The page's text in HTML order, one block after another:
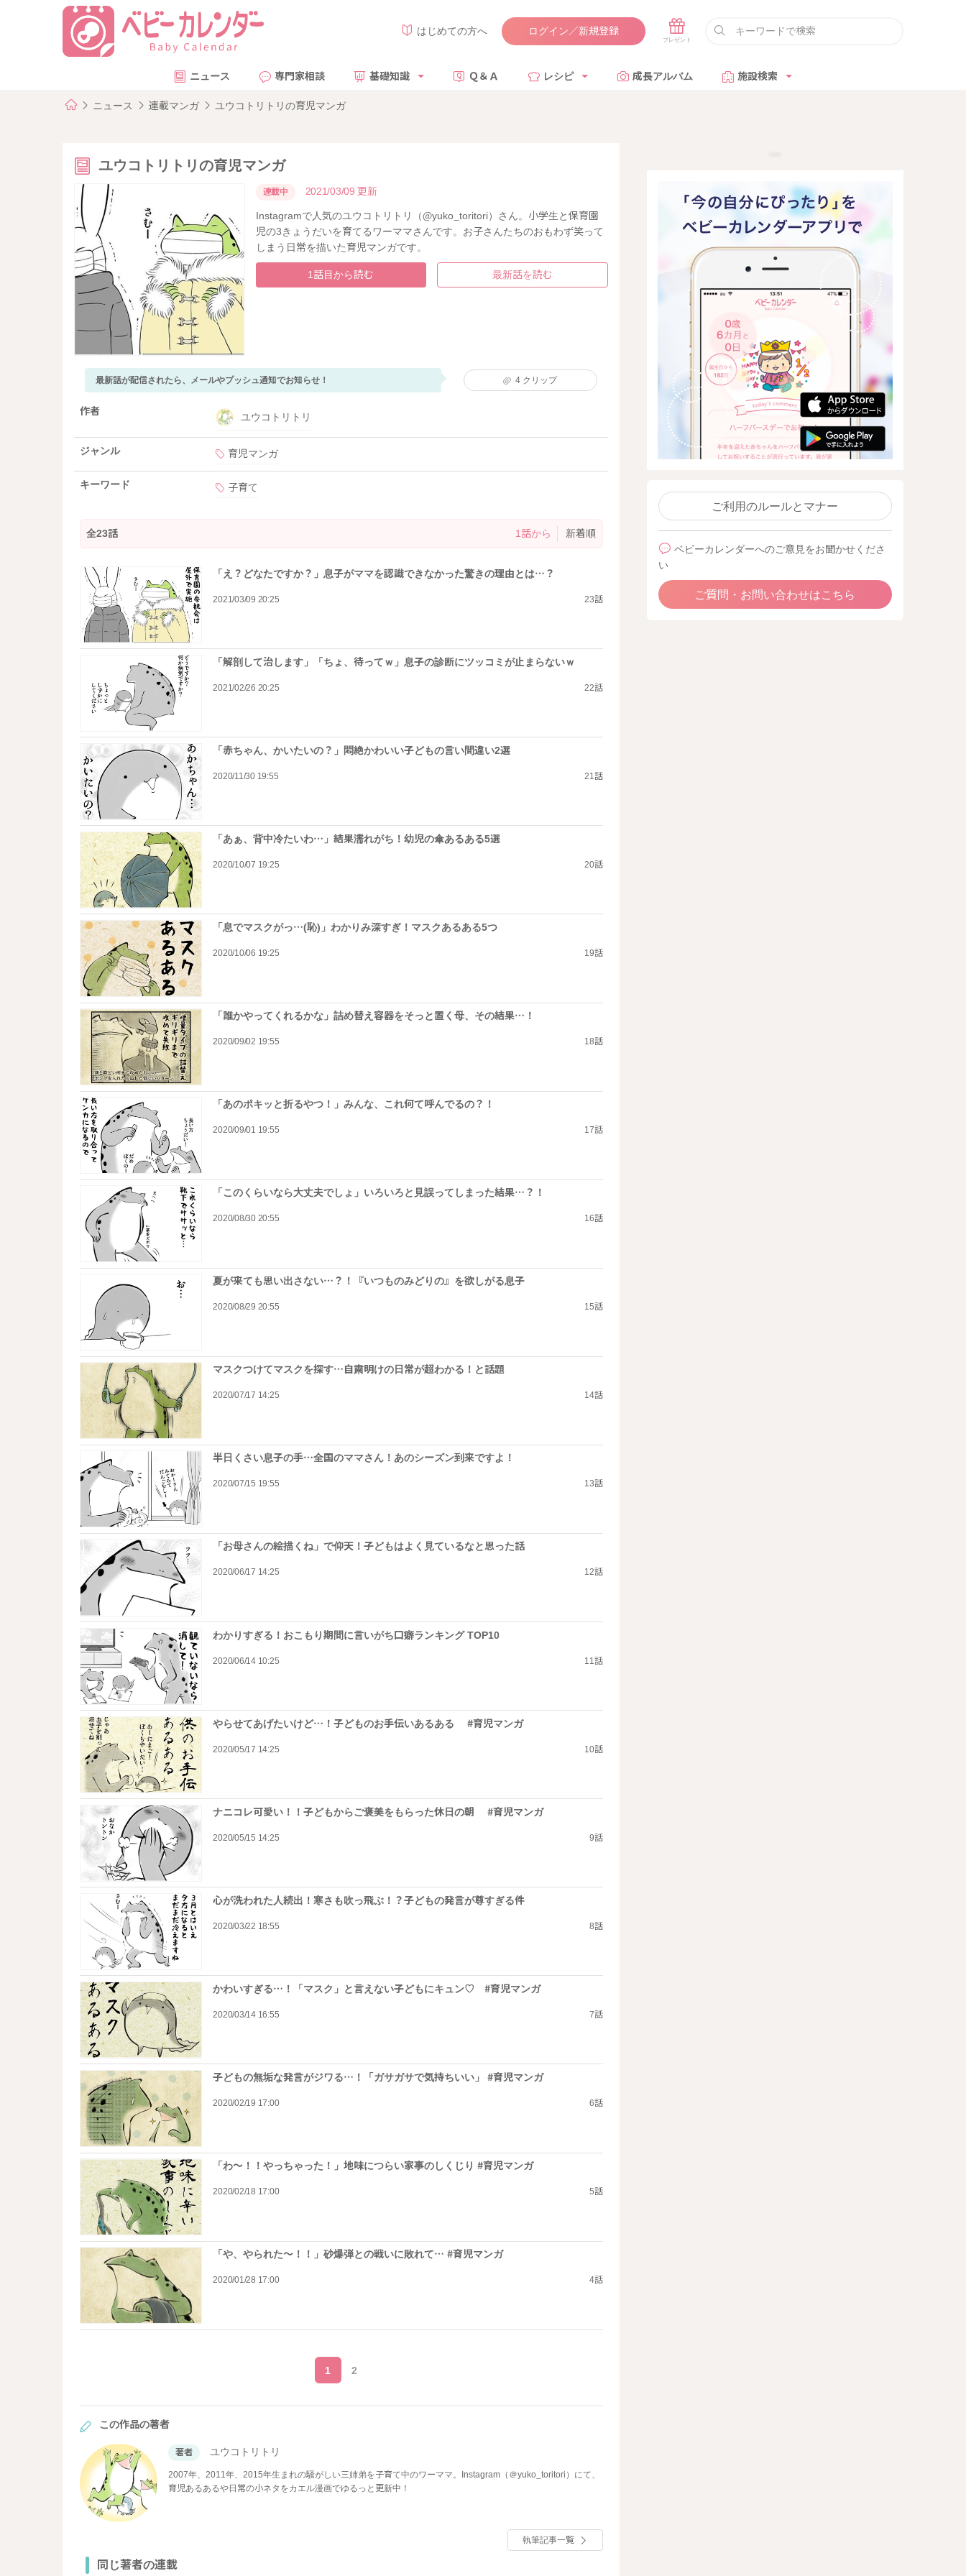
はじめての方へ ログイン／新規登録
ニュース 専門家相談 基礎知識 Ｑ＆Ａ レシピ 成長アルバム 施設検索
ニュース 連載マンガ ユウコトリトリの育児マンガ
ユウコトリトリの育児マンガ
連載中 2021/03/09 更新
Instagramで人気のユウコトリトリ（@yuko_toritori）さん。小学生と保育園
児の3きょうだいを育てるワーママさんです。お子さんたちのおもわず笑って
しまう日常を描いた育児マンガです。
1話目から読む 最新話を読む
最新話が配信されたら、メールやプッシュ通知でお知らせ！ 4 クリップ
作者 ユウコトリトリ
ジャンル 育児マンガ
キーワード 子育て
全23話 1話から 新着順
「え？どなたですか？」息子がママを認識できなかった驚きの理由とは…？
2021/03/09 20:25 23話
「解剖して治します」「ちょ、待ってｗ」息子の診断にツッコミが止まらないｗ
2021/02/26 20:25 22話
「赤ちゃん、かいたいの？」悶絶かわいい子どもの言い間違い2選
2020/11/30 19:55 21話
「あぁ、背中冷たいわ…」結果濡れがち！幼児の傘あるある5選
2020/10/07 19:25 20話
「息でマスクがっ…(恥)」わかりみ深すぎ！マスクあるある5つ
2020/10/06 19:25 19話
「誰かやってくれるかな」詰め替え容器をそっと置く母、その結果…！
2020/09/02 19:55 18話
「あのポキッと折るやつ！」みんな、これ何て呼んでるの？！
2020/09/01 19:55 17話
「このくらいなら大丈夫でしょ」いろいろと見誤ってしまった結果…？！
2020/08/30 20:55 16話
夏が来ても思い出さない…？！『いつものみどりの』を欲しがる息子
2020/08/29 20:55 15話
マスクつけてマスクを探す…自粛明けの日常が超わかる！と話題
2020/07/17 14:25 14話
半日くさい息子の手…全国のママさん！あのシーズン到来ですよ！
2020/07/15 19:55 13話
「お母さんの絵描くね」で仰天！子どもはよく見ているなと思った話
2020/06/17 14:25 12話
わかりすぎる！おこもり期間に言いがち口癖ランキング TOP10
2020/06/14 10:25 11話
やらせてあげたいけど…！子どものお手伝いあるある #育児マンガ
2020/05/17 14:25 10話
ナニコレ可愛い！！子どもからご褒美をもらった休日の朝 #育児マンガ
2020/05/15 14:25 9話
心が洗われた人続出！寒さも吹っ飛ぶ！？子どもの発言が尊すぎる件
2020/03/22 18:55 8話
かわいすぎる…！「マスク」と言えない子どもにキュン♡ #育児マンガ
2020/03/14 16:55 7話
子どもの無垢な発言がジワる…！「ガサガサで気持ちいい」 #育児マンガ
2020/02/19 17:00 6話
「わ～！！やっちゃった！」地味につらい家事のしくじり #育児マンガ
2020/02/18 17:00 5話
「や、やられた～！！」砂爆弾との戦いに敗れて… #育児マンガ
2020/01/28 17:00 4話
1 2
この作品の著者
著者 ユウコトリトリ
2007年、2011年、2015年生まれの騒がしい三姉弟を子育て中のワーママ。Instagram（＠yuko_toritori）にて、
育児あるあるや日常の小ネタをカエル漫画でゆるっと更新中！
執筆記事一覧
同じ著者の連載
ご利用のルールとマナー
ベビーカレンダーへのご意見をお聞かせくださ
い
ご質問・お問い合わせはこちら